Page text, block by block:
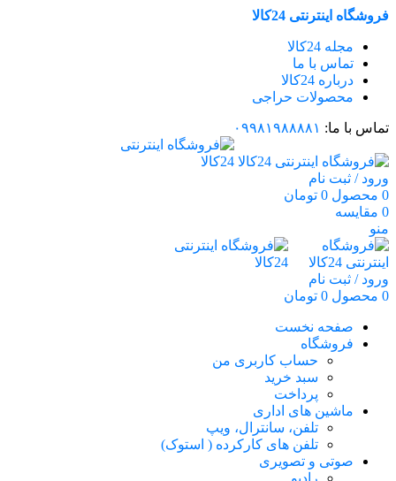
فروشگاه اینترنتی 24کالا
مجله 24کالا
تماس با ما
درباره 24کالا
محصولات حراجی
تماس با ما: ۰۹۹۸۱۹۸۸۸۸۱
ورود / ثبت نام
0 محصول 0 تومان
0 مقایسه
منو
ورود / ثبت نام
0 محصول 0 تومان
صفحه نخست
فروشگاه
حساب کاربری من
سبد خرید
پرداخت
ماشین های اداری
تلفن، سانترال، ویپ
تلفن های کارکرده ( استوک)
صوتی و تصویری
رادیو